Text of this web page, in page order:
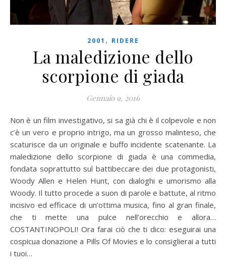
2001 , RIDERE
La maledizione dello
scorpione di giada
Gennaio 9, 2016
Non è un film investigativo, si sa già chi è il colpevole e non
c’è un vero e proprio intrigo, ma un grosso malinteso, che
scaturisce da un originale e buffo incidente scatenante. La
maledizione dello scorpione di giada è una commedia,
fondata soprattutto sul battibeccare dei due protagonisti,
Woody Allen e Helen Hunt, con dialoghi e umorismo alla
Woody. Il tutto procede a suon di parole e battute, al ritmo
incisivo ed efficace di un’ottima musica, fino al gran finale,
che ti mette una pulce nell’orecchio e allora…
COSTANTINOPOLI! Ora farai ciò che ti dico: eseguirai una
cospicua donazione a Pills Of Movies e lo consiglierai a tutti
i tuoi…